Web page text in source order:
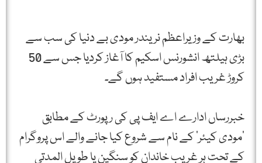
بھارت کے وزیراعظم نریندر مودی بے دنیا کی سب سے
بڑی ہیلتھ انشورنس اسکیم کا آغاز کردیا جس سے 50
کروڑ غریب افراد مستفید ہوں گے۔
خبررساں ادارے اے ایف پی کی رپورٹ کے مطابق
’مودی کیئر‘ کے نام سے شروع کیا جانے والے اس پروگرام
کے تحت ہر غریب خاندان کو سنگین یا طویل المدتی